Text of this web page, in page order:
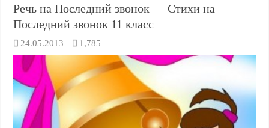
Речь на Последний звонок — Стихи на
Последний звонок 11 класс
24.05.2013 1,785